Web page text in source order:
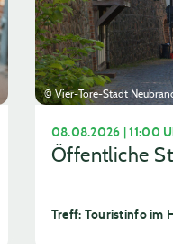
© Vier-Tore-Stadt
08.08.2026 | 11:00
Öffentliche
Treff: Touristinfo im